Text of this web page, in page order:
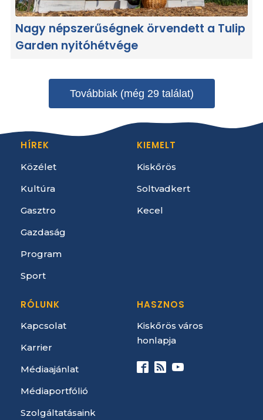
Nagy népszerűségnek örvendett a Tulip
Garden nyitóhétvége
Továbbiak (még 29 találat)
HÍREK
Közélet
Kultúra
Gasztro
Gazdaság
Program
Sport
KIEMELT
Kiskőrös
Soltvadkert
Kecel
RÓLUNK
Kapcsolat
Karrier
Médiaajánlat
Médiaportfólió
Szolgáltatásaink
HASZNOS
Kiskőrös város
honlapja